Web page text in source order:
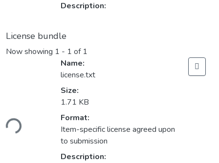
Description:
License bundle
Now showing 1 - 1 of 1
Name:
license.txt
Size:
1.71 KB
Format:
Item-specific license agreed upon
to submission
Description: